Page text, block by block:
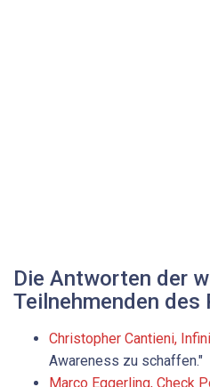
Die Antworten der
Teilnehmenden des
Christopher Cantieni,
Awareness zu schaffen."
Marco Eggerling, Check